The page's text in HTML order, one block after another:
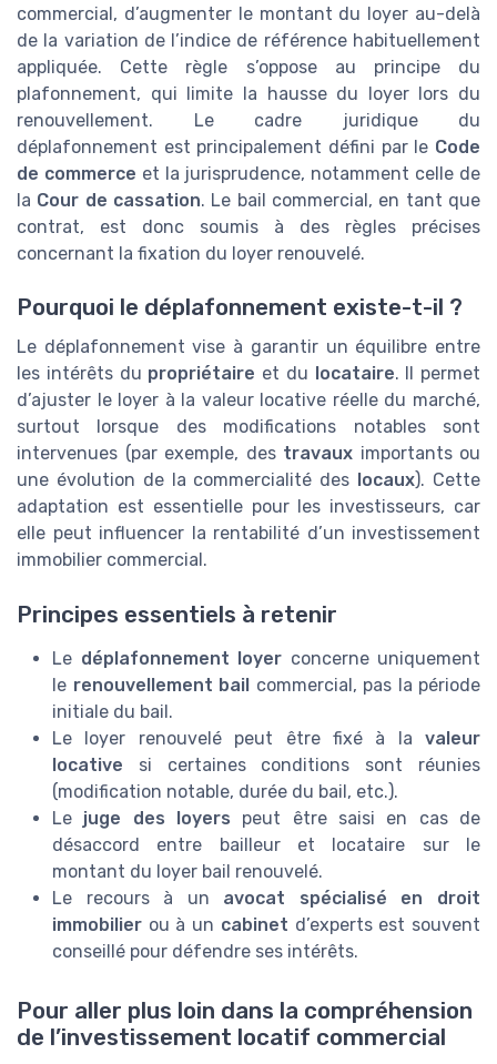
commercial, d’augmenter le montant du loyer au-delà
de la variation de l’indice de référence habituellement
appliquée. Cette règle s’oppose au principe du
plafonnement, qui limite la hausse du loyer lors du
renouvellement. Le cadre juridique du
déplafonnement est principalement défini par le Code
de commerce et la jurisprudence, notamment celle de
la Cour de cassation. Le bail commercial, en tant que
contrat, est donc soumis à des règles précises
concernant la fixation du loyer renouvelé.
Pourquoi le déplafonnement existe-t-il ?
Le déplafonnement vise à garantir un équilibre entre
les intérêts du propriétaire et du locataire. Il permet
d’ajuster le loyer à la valeur locative réelle du marché,
surtout lorsque des modifications notables sont
intervenues (par exemple, des travaux importants ou
une évolution de la commercialité des
locaux). Cette
adaptation est essentielle pour les investisseurs, car
elle peut influencer la rentabilité d’un investissement
immobilier commercial.
Principes essentiels à retenir
Le déplafonnement loyer concerne uniquement
le renouvellement bail commercial, pas la période
initiale du bail.
Le loyer renouvelé peut être fixé à la valeur
locative si certaines conditions sont réunies
(modification notable, durée du bail, etc.).
Le juge des loyers peut être saisi en cas de
désaccord entre bailleur et locataire sur le
montant du loyer bail renouvelé.
Le recours à un avocat spécialisé en droit
immobilier ou à un cabinet d’experts est souvent
conseillé pour défendre ses intérêts.
Pour aller plus loin dans la compréhension
de l’investissement locatif commercial